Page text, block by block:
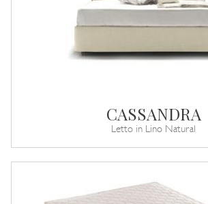
CASSANDRA
Letto in Lino Natural